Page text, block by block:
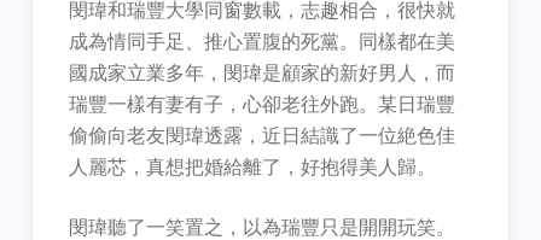
閔瑋和瑞豐大學同窗數載，志趣相合，很快就
成為情同手足、推心置腹的死黨。同樣都在美
國成家立業多年，閔瑋是顧家的新好男人，而
瑞豐一樣有妻有子，心卻老往外跑。某日瑞豐
偷偷向老友閔瑋透露，近日結識了一位絶色佳
人麗芯，真想把婚給離了，好抱得美人歸。
閔瑋聽了一笑置之，以為瑞豐只是開開玩笑。